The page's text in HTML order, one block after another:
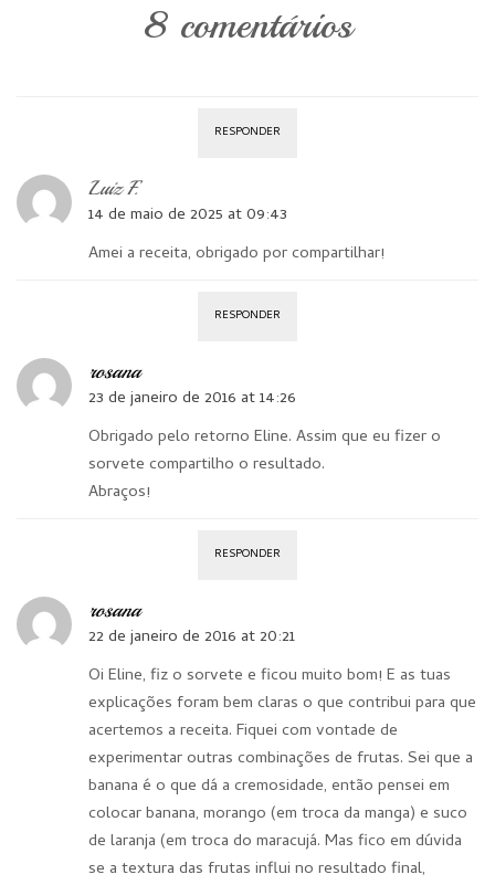
8 comentários
RESPONDER
Luiz F.
14 de maio de 2025 at 09:43
Amei a receita, obrigado por compartilhar!
RESPONDER
rosana
23 de janeiro de 2016 at 14:26
Obrigado pelo retorno Eline. Assim que eu fizer o
sorvete compartilho o resultado.
Abraços!
RESPONDER
rosana
22 de janeiro de 2016 at 20:21
Oi Eline, fiz o sorvete e ficou muito bom! E as tuas
explicações foram bem claras o que contribui para que
acertemos a receita. Fiquei com vontade de
experimentar outras combinações de frutas. Sei que a
banana é o que dá a cremosidade, então pensei em
colocar banana, morango (em troca da manga) e suco
de laranja (em troca do maracujá. Mas fico em dúvida
se a textura das frutas influi no resultado final,